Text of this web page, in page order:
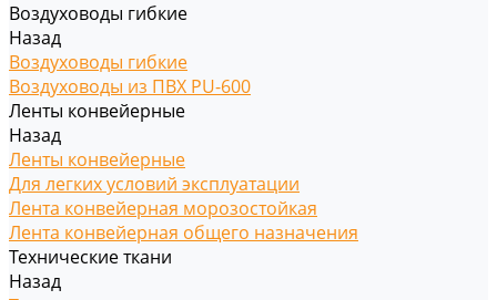
Воздуховоды гибкие
Назад
Воздуховоды гибкие
Воздуховоды из ПВХ PU-600
Ленты конвейерные
Назад
Ленты конвейерные
Для легких условий эксплуатации
Лента конвейерная морозостойкая
Лента конвейерная общего назначения
Технические ткани
Назад